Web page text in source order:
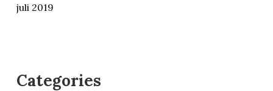
juli 2019
Categories